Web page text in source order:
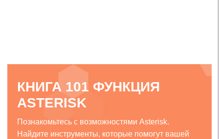
КНИГА 101 ФУНКЦИЯ
ASTERISK
Познакомьтесь с возможностями Asterisk.
Найдите инструменты, которые помогут вашей